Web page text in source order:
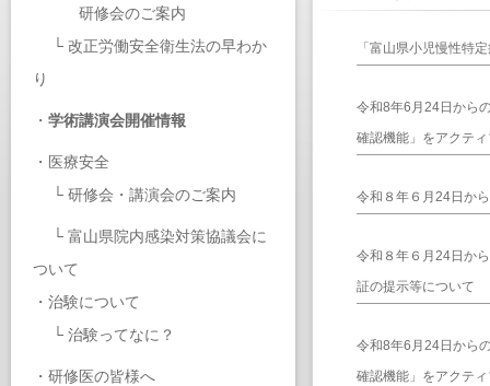
研修会のご案内
└ 改正労働安全衛生法の早わか
り
・ 学術講演会開催情報
・ 医療安全
└ 研修会・講演会のご案内
└ 富山県院内感染対策協議会に
ついて
・ 治験について
└ 治験ってなに？
・ 研修医の皆様へ
「富山県小児慢性特
令和8年6月24日から
確認機能」をアクテ
令和８年６月24日か
令和８年６月24日か
証の提示等について
令和8年6月24日から
確認機能」をアクテ